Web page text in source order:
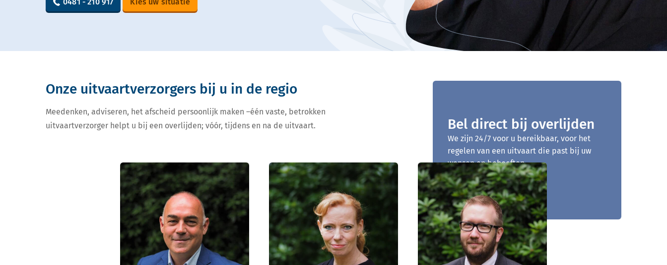
Bel direct bij overlijden
We zijn 24/7 voor u bereikbaar, voor het
regelen van een uitvaart die past bij uw
wensen en behoeften.
0481 - 210 917
Onze uitvaartverzorgers bij u in de regio
Meedenken, adviseren, het afscheid persoonlijk maken –één vaste, betrokken
uitvaartverzorger helpt u bij een overlijden; vóór, tijdens en na de uitvaart.